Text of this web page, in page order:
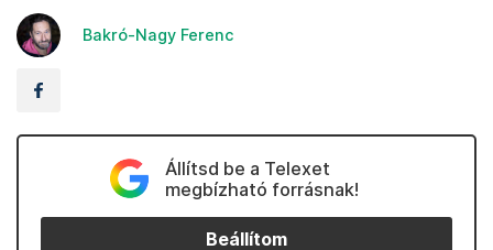
Bakró-Nagy Ferenc
Állítsd be a Telexet
megbízható forrásnak!
Beállítom